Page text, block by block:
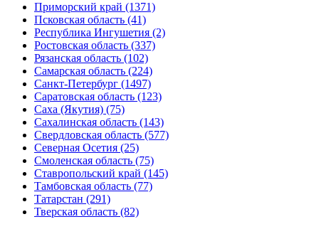
Приморский край (1371)
Псковская область (41)
Республика Ингушетия (2)
Ростовская область (337)
Рязанская область (102)
Самарская область (224)
Санкт-Петербург (1497)
Саратовская область (123)
Саха (Якутия) (75)
Сахалинская область (143)
Свердловская область (577)
Северная Осетия (25)
Смоленская область (75)
Ставропольский край (145)
Тамбовская область (77)
Татарстан (291)
Тверская область (82)